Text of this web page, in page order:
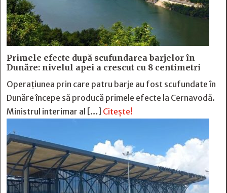
Primele efecte după scufundarea barjelor în
Dunăre: nivelul apei a crescut cu 8 centimetri
Operațiunea prin care patru barje au fost scufundate în
Dunăre începe să producă primele efecte la Cernavodă.
Ministrul interimar al […] Citește!